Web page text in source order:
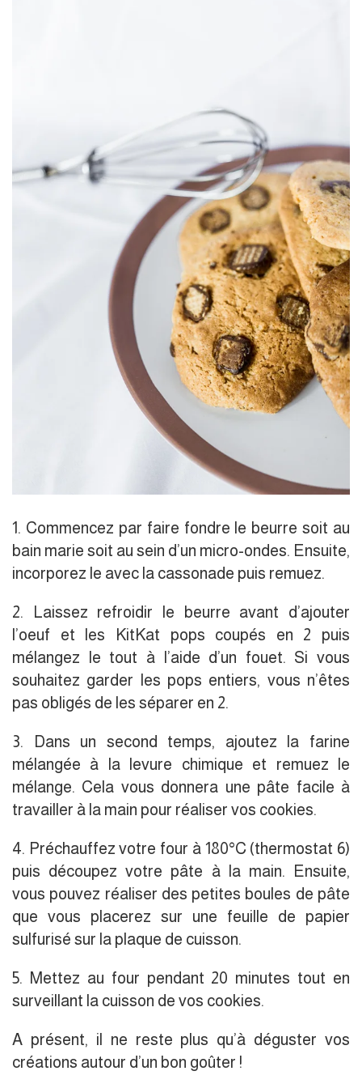
1. Commencez par faire fondre le beurre soit au
bain marie soit au sein d’un micro-ondes. Ensuite,
incorporez le avec la cassonade puis remuez.
2. Laissez refroidir le beurre avant d’ajouter
l’oeuf et les KitKat pops coupés en 2 puis
mélangez le tout à l’aide d’un fouet. Si vous
souhaitez garder les pops entiers, vous n’êtes
pas obligés de les séparer en 2.
3. Dans un second temps, ajoutez la farine
mélangée à la levure chimique et remuez le
mélange. Cela vous donnera une pâte facile à
travailler à la main pour réaliser vos cookies.
4. Préchauffez votre four à 180°C (thermostat 6)
puis découpez votre pâte à la main. Ensuite,
vous pouvez réaliser des petites boules de pâte
que vous placerez sur une feuille de papier
sulfurisé sur la plaque de cuisson.
5. Mettez au four pendant 20 minutes tout en
surveillant la cuisson de vos cookies.
A présent, il ne reste plus qu’à déguster vos
créations autour d’un bon goûter !